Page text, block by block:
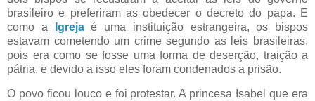
brasileiro e preferiram as obedecer o decreto do papa. E
como a
Igrejaé uma instituição estrangeira, os bispos
estavam cometendo um crime segundo as leis brasileiras,
pois era como se fosse uma forma de deserção, traição a
pátria, e devido a isso eles foram condenados a prisão.
O povo ficou louco e foi protestar. A princesa Isabel que era